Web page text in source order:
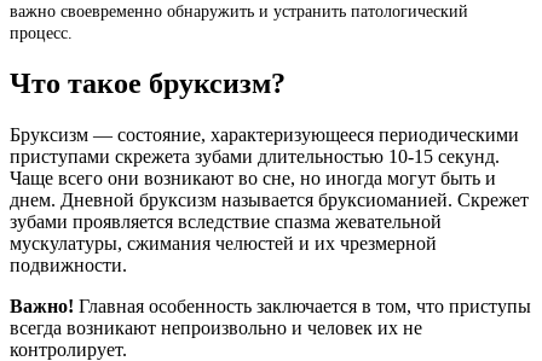
важно своевременно обнаружить и устранить патологический
процесс.
Что такое бруксизм?
Бруксизм — состояние, характеризующееся периодическими
приступами скрежета зубами длительностью 10-15 секунд.
Чаще всего они возникают во сне, но иногда могут быть и
днем. Дневной бруксизм называется бруксиоманией. Скрежет
зубами проявляется вследствие спазма жевательной
мускулатуры, сжимания челюстей и их чрезмерной
подвижности.
Важно! Главная особенность заключается в том, что приступы
всегда возникают непроизвольно и человек их не
контролирует.